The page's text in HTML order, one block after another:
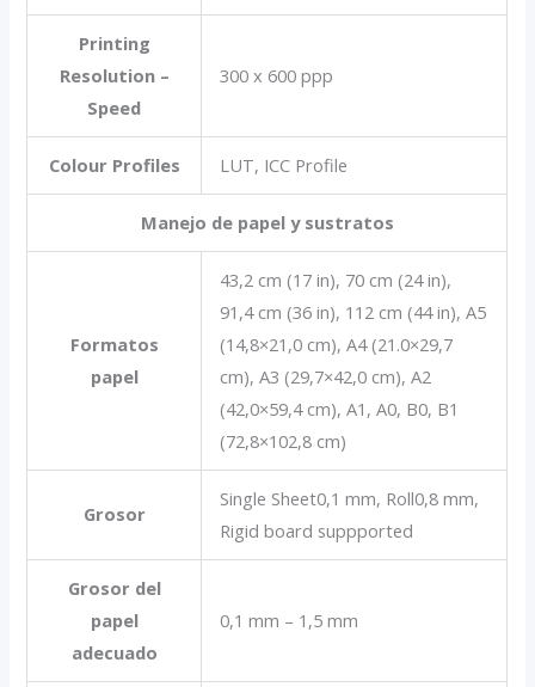
Printing
Resolution –
Speed
300 x 600 ppp
Colour Profiles LUT, ICC Profile
Manejo de papel y sustratos
Formatos
papel
43,2 cm (17 in), 70 cm (24 in),
91,4 cm (36 in), 112 cm (44 in), A5
(14,8×21,0 cm), A4 (21.0×29,7
cm), A3 (29,7×42,0 cm), A2
(42,0×59,4 cm), A1, A0, B0, B1
(72,8×102,8 cm)
Grosor
Single Sheet0,1 mm, Roll0,8 mm,
Rigid board suppported
Grosor del
papel
adecuado
0,1 mm – 1,5 mm